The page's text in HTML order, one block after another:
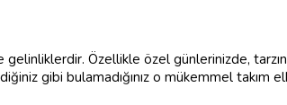
Özellikle özel günlerinizde,
gibi bulamadığınız o mükemmel takım